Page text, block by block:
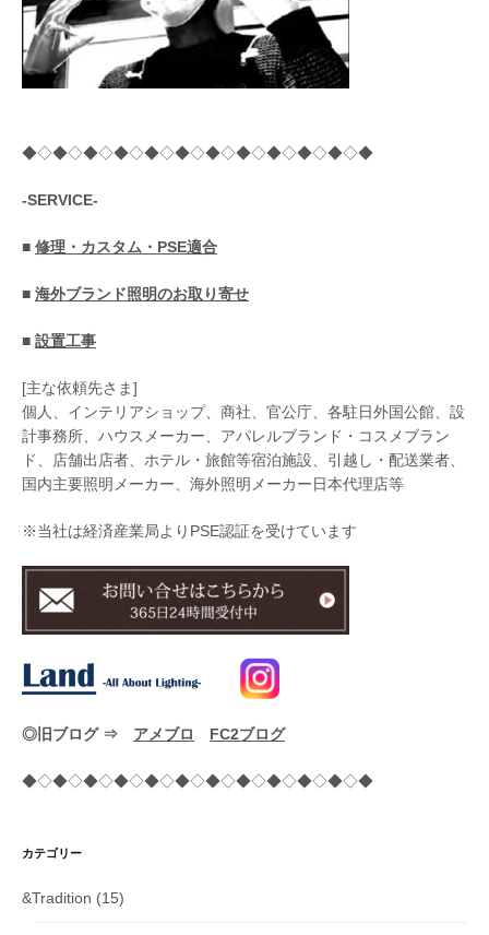
◆◇◆◇◆◇◆◇◆◇◆◇◆◇◆◇◆◇◆◇◆◇◆
-SERVICE-
■ 修理・カスタム・PSE適合
■ 海外ブランド照明のお取り寄せ
■ 設置工事
[主な依頼先さま]
個人、インテリアショップ、商社、官公庁、各駐日外国公館、設
計事務所、ハウスメーカー、アパレルブランド・コスメブラン
ド、店舗出店者、ホテル・旅館等宿泊施設、引越し・配送業者、
国内主要照明メーカー、海外照明メーカー日本代理店等
※当社は経済産業局よりPSE認証を受けています
◎旧ブログ ⇒ アメブロ FC2ブログ
◆◇◆◇◆◇◆◇◆◇◆◇◆◇◆◇◆◇◆◇◆◇◆
カテゴリー
&Tradition (15)